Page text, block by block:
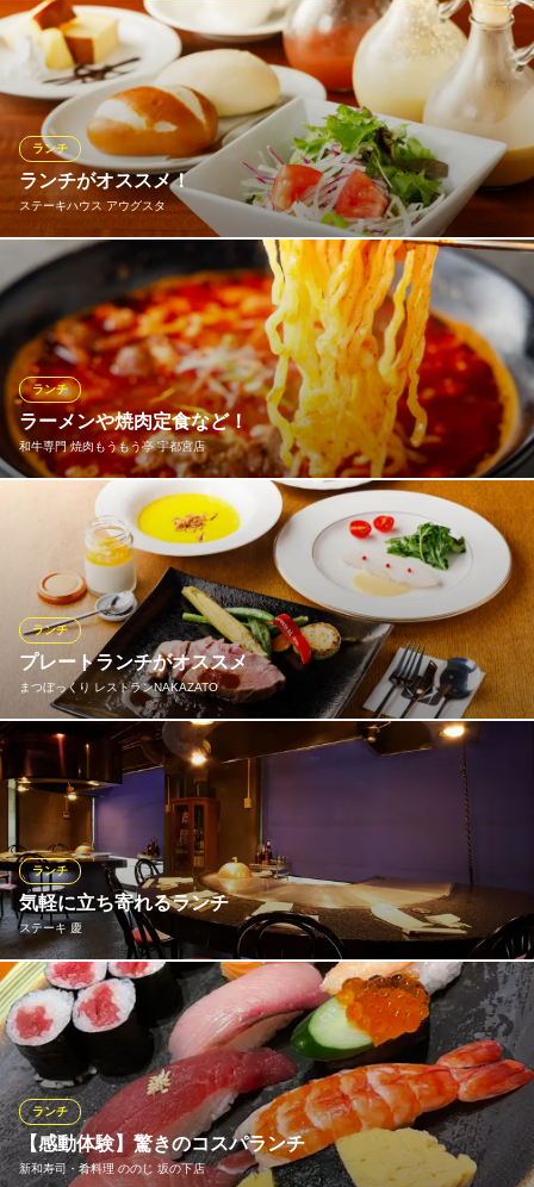
焼肉とカルビラーメン＜ハーフ＞
お一人様 1,375円(税込)
ビーフカレーとカルビラーメン＜ハーフ＞
お一人様 1,265円(税込)
ランチメニューをもっと見る
老舗食肉卸しの直営店
東武宇都宮線西川田駅 徒歩8分
栃木県宇都宮市西川田本町2-1-1
「お腹いっぱい美味しいものを食べてほしい」という想いから、
どのメニューもボリューム満点！ 特に250gの豚肉を使ったポーク
ソテー定食は、ご飯大盛りも無料でコスパ抜群。 満足感たっぷり
の料理で、お客様の元気な午後と明日を応援します。
喫茶とちの木
愛され続ける老舗喫茶
東武宇都宮線東武宇都宮駅 徒歩20分
栃木県宇都宮市下戸祭2-3-23
ランチがオススメ！
ステーキハウス アウグスタ
ランチ
平日ランチは、ステーキ・ハンバーグ・ポーク・チキン、単品価
格にミニサラダ、ライス、味噌汁、デザート、ドリンクが付きま
す♪
※こちらは昼のみのこだわりです。
ステーキハウス アウグスタ
ステーキ
東武宇都宮線東武宇都宮駅 徒歩22分
栃木県宇都宮市下戸祭2-9-1 高木コーポ1F
ラーメンや焼肉定食など！
和牛専門 焼肉もうもう亭 宇都宮店
ランチ
ランチは平日限定となりますが焼肉ランチの他に和牛ラーメンメ
ニューが豊富にございます。味噌ラーメン、和牛ネギ味噌、和牛
カルビ、和牛ネギカルビ、和牛わかめ味噌、和牛野菜味噌、和牛
バターコーン味噌などラインナップ！各種ラーメンライスセッ
ト、焼肉定食をご注文のお客様、ライス無料、おかわり可です！
和牛専門 焼肉もうもう亭 宇都宮店
和牛専門 焼肉
ＪＲ日光線鶴田駅 徒歩21分
栃木県宇都宮市鶴田町1528-1
プレートランチがオススメ
まつぼっくり レストランNAKAZATO
ランチ
ランチタイムは、ジューシーなローストポークをたっぷり味わえ
るプレートランチが人気。
まつぼっくり レストランNAKAZATO
洋食レストラン
ＪＲ宇都宮線雀宮駅 徒歩4分
栃木県宇都宮市雀の宮1-5-16
気軽に立ち寄れるランチ
ステーキ 慶
ランチ
ランチは3,993円～国産牛サーロインステーキをお楽しみ頂けま
す。仕切りが高いような印象を持たれる鉄板焼きのお店ですが、
そのようなことはありません。お気軽にお立ち寄り頂ければと思
います。もちろん、お友達のお誕生日会やちょっとしたお食事会
などイベントごとにもお勧めです。
おすすめランチメニュー
【感動体験】驚きのコスパランチ
新和寿司・肴料理 ののじ 坂の下店
ランチ